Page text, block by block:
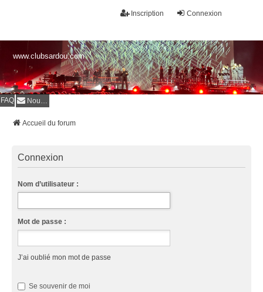
Connexion
Inscription
www.clubsardou.com
FAQ Nous contacter
Accueil du forum
Connexion
Nom d’utilisateur :
Mot de passe :
J’ai oublié mon mot de passe
Se souvenir de moi